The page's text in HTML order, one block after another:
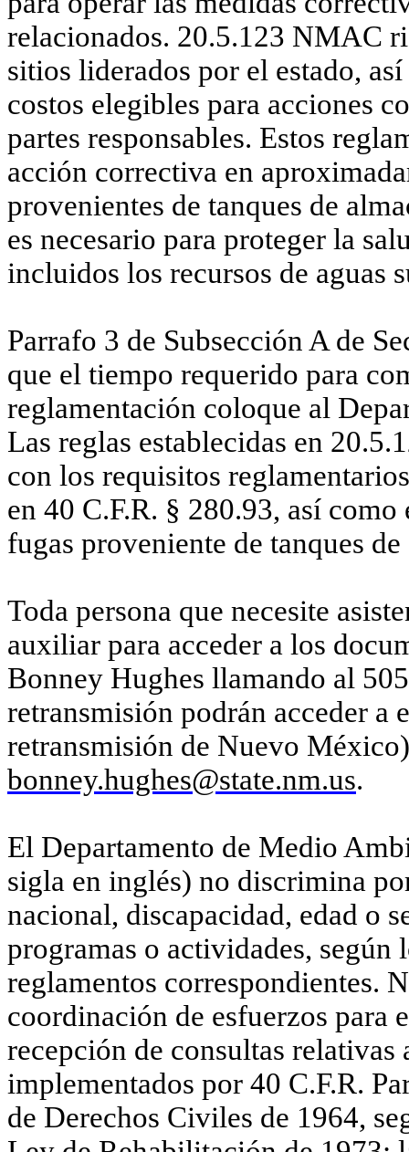
relacionados. 20.5.123 NMAC
sitios liderados por el estado,
costos elegibles para acciones
partes responsables. Estos
acción correctiva en
provenientes de tanques de
es necesario para proteger la
incluidos los recursos de aguas
Parrafo 3 de Subsección A de
que el tiempo requerido para
reglamentación coloque al
Las reglas establecidas en
con los requisitos
en 40 C.F.R. § 280.93, así
fugas proveniente de tanques
Toda persona que necesite
auxiliar para acceder a los
Bonney Hughes llamando al
retransmisión podrán acceder a
retransmisión de Nuevo
bonney.hughes@state.nm.us.
El Departamento de Medio
sigla en inglés) no discrimina
nacional, discapacidad, edad o
programas o actividades,
reglamentos correspondientes.
coordinación de esfuerzos para
recepción de consultas
implementados por 40 C.F.R.
de Derechos Civiles de 1964,